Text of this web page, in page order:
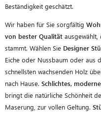
Beständigkeit geschätzt.
Wir haben für Sie sorgfältig
von bester Qualität ausgewählt,
stammt. Wählen Sie Designer
Eiche oder Nussbaum oder aus
schnellsten wachsenden Holz
nach Hause. Schlichtes,
bringt die natürliche Schönheit
Maserung, zur vollen Geltung.